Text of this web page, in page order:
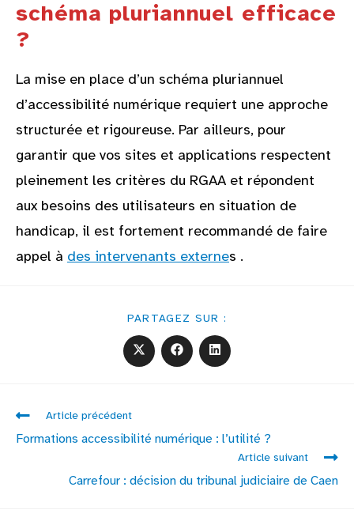
schéma pluriannuel efficace
?
La mise en place d’un schéma pluriannuel
d’accessibilité numérique requiert une approche
structurée et rigoureuse. Par ailleurs, pour
garantir que vos sites et applications respectent
pleinement les critères du RGAA et répondent
aux besoins des utilisateurs en situation de
handicap, il est fortement recommandé de faire
appel à des intervenants externes .
PARTAGEZ SUR :
Article précédent
Formations accessibilité numérique : l’utilité ?
Article suivant
Carrefour : décision du tribunal judiciaire de Caen